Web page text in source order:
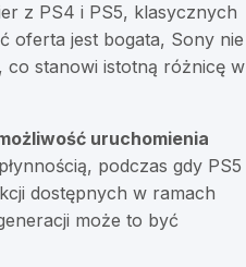
z PS4 i PS5, klasycznych
oferta jest bogata, Sony nie
co stanowi istotną różnicę w
uruchomienia
podczas gdy PS5
dostępnych w ramach
może to być